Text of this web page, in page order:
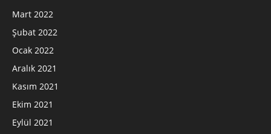
Mart 2022
Şubat 2022
Ocak 2022
Aralık 2021
Kasım 2021
Ekim 2021
Eylül 2021